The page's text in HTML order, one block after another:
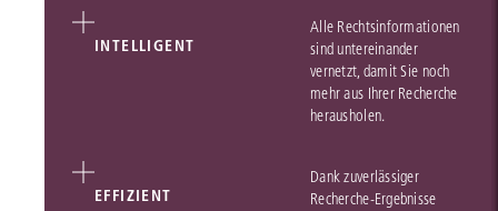
INTELLIGENT
Alle Rechtsinformationen
sind untereinander
vernetzt, damit Sie noch
mehr aus Ihrer Recherche
herausholen.
EFFIZIENT
Dank zuverlässiger
Recherche-Ergebnisse